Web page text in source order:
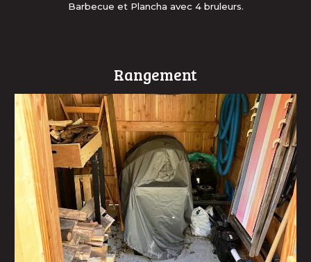
Barbecue et Plancha avec 4 bruleurs.
Rangement